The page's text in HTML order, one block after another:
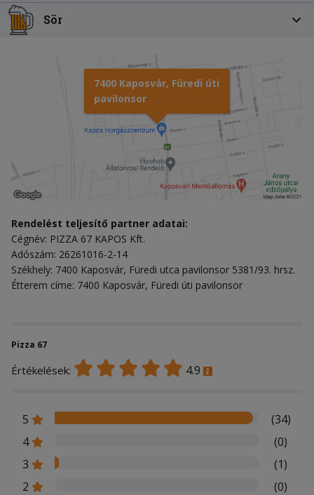
Sör
7400 Kaposvár, Füredi úti
pavilonsor
Rendelést teljesítő partner adatai:
Cégnév: PIZZA 67 KAPOS Kft.
Adószám: 26261016-2-14
Székhely: 7400 Kaposvár, Füredi utca pavilonsor 5381/93. hrsz.
Étterem címe: 7400 Kaposvár, Füredi úti pavilonsor
Pizza 67
Értékelések: 4.9
5
(34)
4
(0)
3
(1)
2
(0)